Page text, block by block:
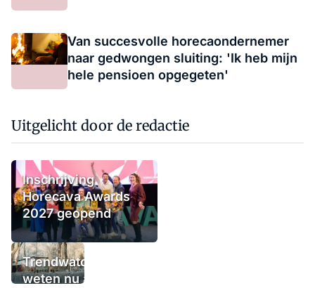
Van succesvolle horecaondernemer
naar gedwongen sluiting: 'Ik heb mijn
hele pensioen opgegeten'
Uitgelicht door de redactie
Inschrijving
Horecava Awards
2027 geopend
Trendwatchers
weten nu al wat